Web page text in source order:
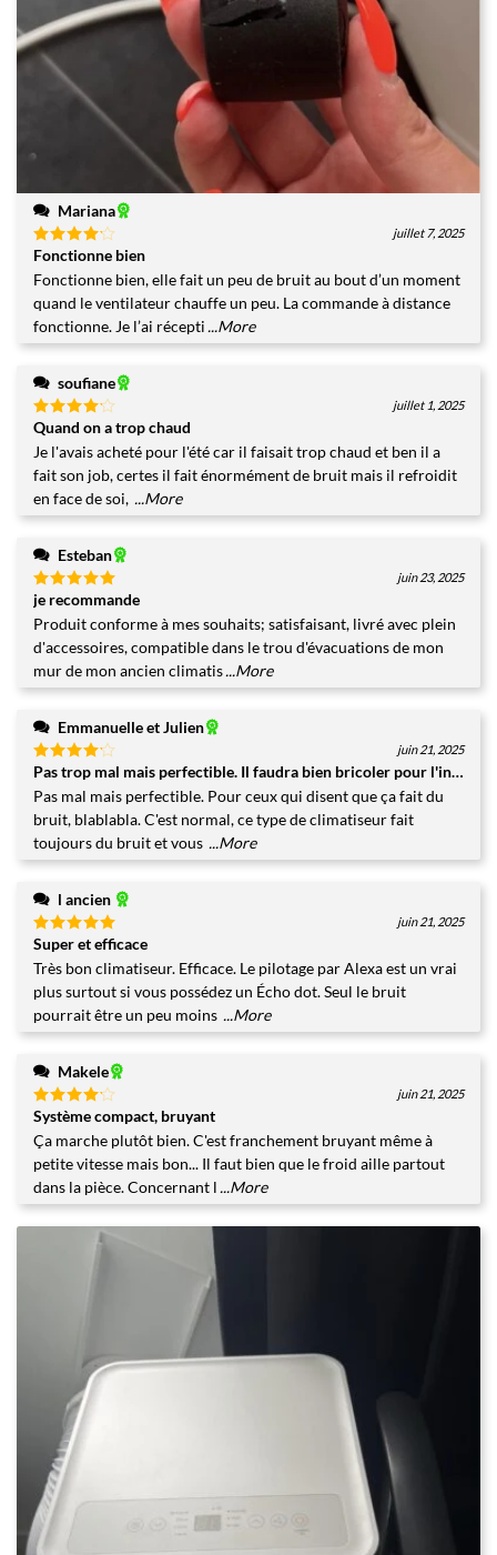
Mariana
Note4
sur 5
juillet 7, 2025
Fonctionne bien
Fonctionne bien, elle fait un peu de bruit au bout d’un moment
quand le ventilateur chauffe un peu. La commande à distance
fonctionne. Je l’ai récepti ...More
soufiane
Note4
sur 5
juillet 1, 2025
Quand on a trop chaud
Je l'avais acheté pour l'été car il faisait trop chaud et ben il a
fait son job, certes il fait énormément de bruit mais il refroidit
en face de soi, ...More
Esteban
Note5sur
5
juin 23, 2025
je recommande
Produit conforme à mes souhaits; satisfaisant, livré avec plein
d'accessoires, compatible dans le trou d'évacuations de mon
mur de mon ancien climatis...More
Emmanuelle et Julien
Note4
sur 5
juin 21, 2025
Pas trop mal mais perfectible. Il faudra bien bricoler pour l'installer
Pas mal mais perfectible. Pour ceux qui disent que ça fait du
bruit, blablabla. C'est normal, ce type de climatiseur fait
toujours du bruit et vous ...More
l ancien
Note 5sur
5
juin 21, 2025
Super et efficace
Très bon climatiseur. Efficace. Le pilotage par Alexa est un vrai
plus surtout si vous possédez un Écho dot. Seul le bruit
pourrait être un peu moins ...More
Makele
Note4
sur 5
juin 21, 2025
Système compact, bruyant
Ça marche plutôt bien. C'est franchement bruyant même à
petite vitesse mais bon... Il faut bien que le froid aille partout
dans la pièce. Concernant l ...More